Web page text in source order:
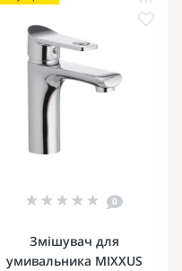
0
Змішувач для
умивальника MIXXUS